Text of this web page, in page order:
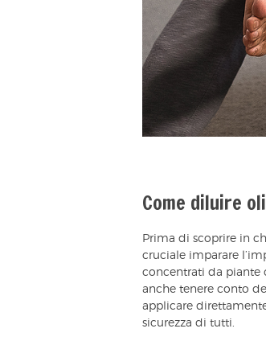
Come diluire
Prima di scoprire in
cruciale imparare
concentrati da piante
anche tenere conto
applicare
sicurezza di tutti.